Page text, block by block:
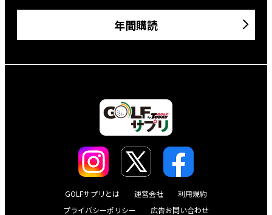
年間購読
GOLFサプリとは 運営会社
利用規約
プライバシーポリシー
広告お問い合わせ